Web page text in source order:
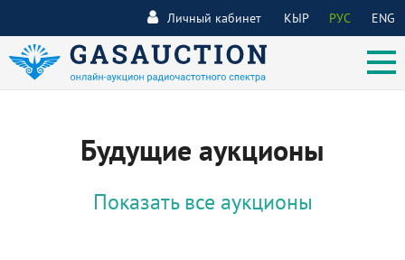
КЫР РУС ENG
Личный кабинет
Будущие аукционы
Показать все аукционы